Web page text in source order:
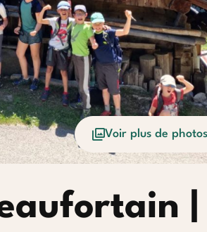
Voir plus de photos
|